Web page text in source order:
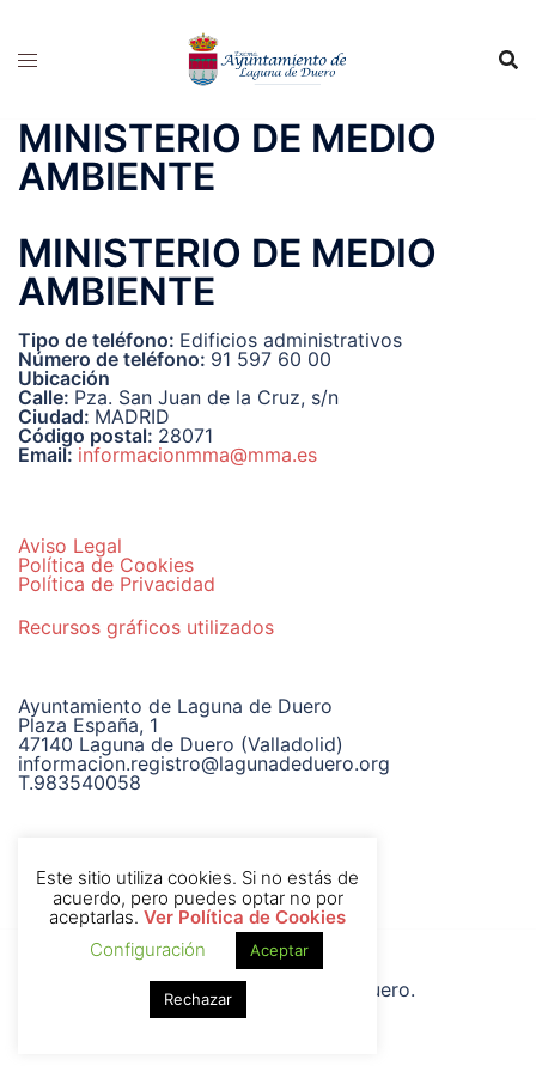
MINISTERIO DE MEDIO
AMBIENTE
MINISTERIO DE MEDIO
AMBIENTE
Tipo de teléfono: Edificios administrativos
Número de teléfono: 91 597 60 00
Ubicación
Calle: Pza. San Juan de la Cruz, s/n
Ciudad: MADRID
Código postal: 28071
Email: informacionmma@mma.es
Aviso Legal
Política de Cookies
Política de Privacidad
Recursos gráficos utilizados
Ayuntamiento de Laguna de Duero
Plaza España, 1
47140 Laguna de Duero (Valladolid)
informacion.registro@lagunadeduero.org
T.983540058
© 2026 Ayuntamiento de Laguna de Duero.
Este sitio utiliza cookies. Si no estás de
acuerdo, pero puedes optar no por
aceptarlas. Ver Política de Cookies
Configuración
Aceptar
Rechazar